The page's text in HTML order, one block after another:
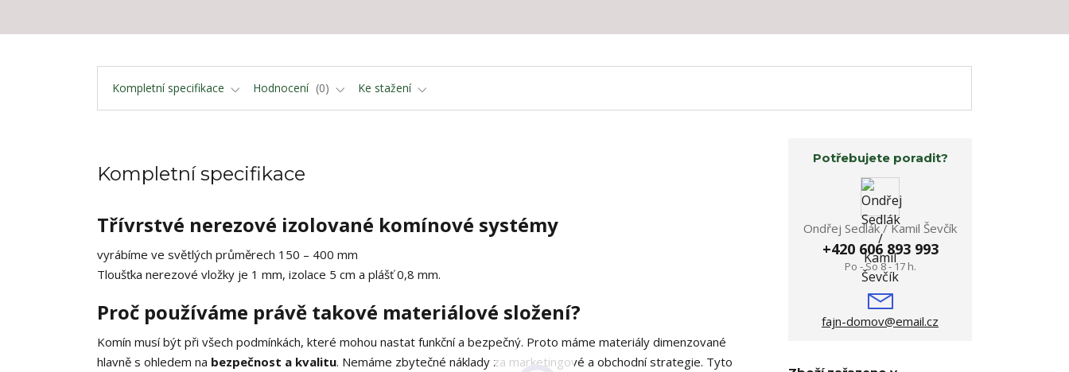
Kompletní specifikace Hodnocení 0 Ke stažení
Kompletní specifikace
Třívrstvé nerezové izolované komínové systémy
vyrábíme ve světlých průměrech 150 – 400 mm
Tloušťka nerezové vložky je 1 mm, izolace 5 cm a plášť 0,8 mm.
Proč používáme právě takové materiálové složení?
Komín musí být při všech podmínkách, které mohou nastat funkční a bezpečný. Proto máme materiály dimenzované
hlavně s ohledem na bezpečnost a kvalitu. Nemáme zbytečné náklady za marketingové a obchodní strategie. Tyto
Potřebujete poradit?
Ondřej Sedlák / Kamil Ševčík
+420 606 893 993
Po - So 8 - 17 h.
fajn-domov@email.cz